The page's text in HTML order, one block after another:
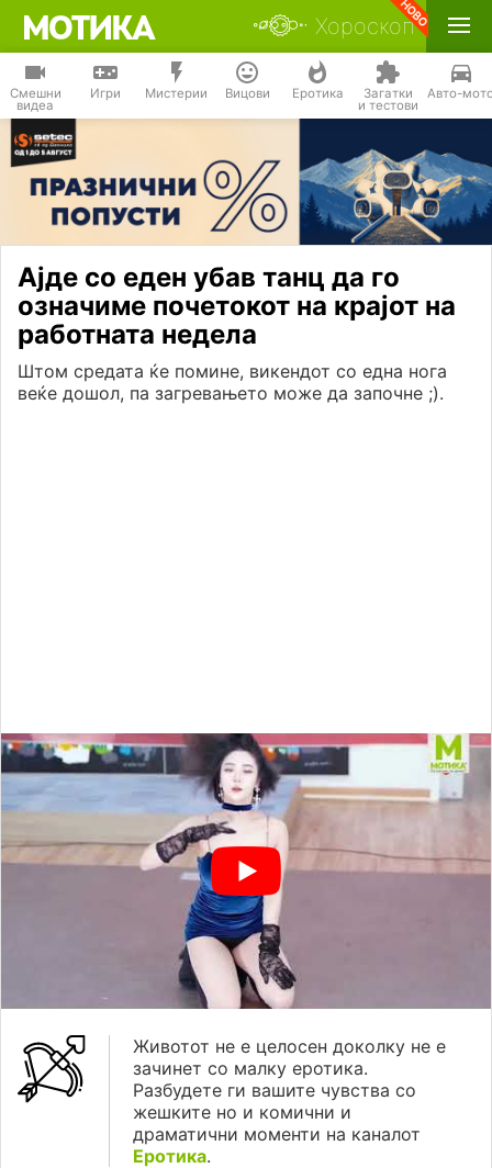
Хороскоп
Смешни
видеа
Игри Мистерии Вицови Еротика Загатки
и тестови
Авто-
Ајде со еден убав танц да го
означиме почетокот на крајот на
работната недела
Штом средата ќе помине, викендот со една нога
веќе дошол, па загревањето може да започне ;).
Животот не е целосен доколку не е
зачинет со малку еротика.
Разбудете ги вашите чувства со
жешките но и комични и
драматични моменти на каналот
Еротика.